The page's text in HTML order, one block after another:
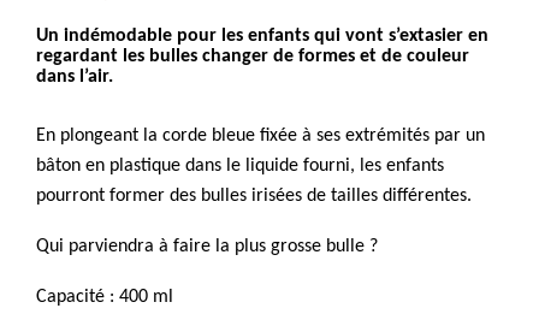
initial
était :
actuel
Un indémodable pour les enfants qui vont s’extasier en
regardant les bulles changer de formes et de couleur
dans l’air.
En plongeant la corde bleue fixée à ses extrémités par un
bâton en plastique dans le liquide fourni, les enfants
pourront former des bulles irisées de tailles différentes.
Qui parviendra à faire la plus grosse bulle ?
Capacité : 400 ml